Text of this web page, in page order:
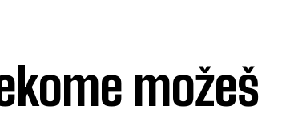
možeš